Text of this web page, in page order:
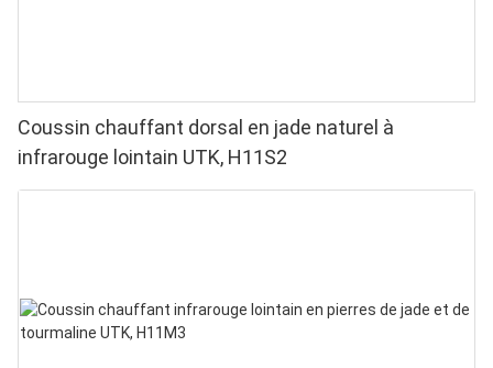
Coussin chauffant dorsal en jade naturel à
infrarouge lointain UTK, H11S2